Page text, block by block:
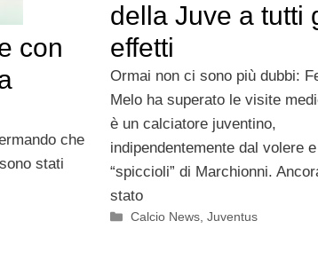
con
che
stati
della Juve a tutti
effetti
Ormai non ci sono più dubbi:
Melo ha superato le visite
è un calciatore juventino,
indipendentemente dal volere
“spiccioli” di Marchionni.
stato
Categorie
Calcio News,Juventus